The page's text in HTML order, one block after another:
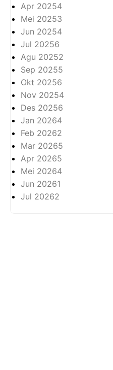
Apr 20254
Mei 20253
Jun 20254
Jul 20256
Agu 20252
Sep 20255
Okt 20256
Nov 20254
Des 20256
Jan 20264
Feb 20262
Mar 20265
Apr 20265
Mei 20264
Jun 20261
Jul 20262